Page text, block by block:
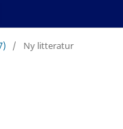
/ Ny litteratur